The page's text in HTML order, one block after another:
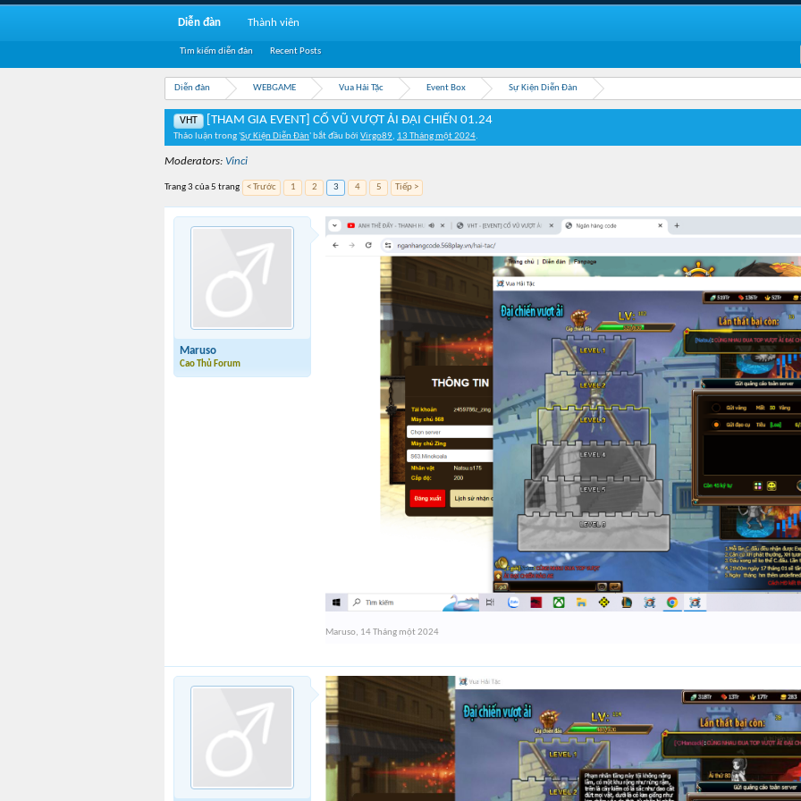
Diễn đàn WEBGAME Vua Hải Tặc Event Box Sự Kiện Diễn Đàn
VHT [THAM GIA EVENT] CỔ VŨ VƯỢT ẢI ĐẠI CHIẾN 01.24
Thảo luận trong 'Sự Kiện Diễn Đàn' bắt đầu bởi Virgo89, 13 Tháng một 2024.
Moderators: Vinci
Trang 3 của 5 trang < Trước 1 2 3 4 5 Tiếp >
Maruso
Cao Thủ Forum
Maruso, 14 Tháng một 2024
Diễn đàn
Tìm kiếm diễn đàn Recent Posts
Thành viên